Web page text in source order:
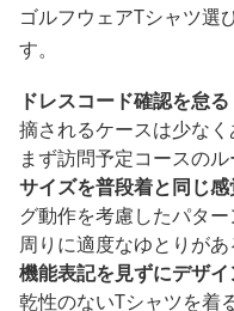
ゴルフウェアTシャツ選
す。
ドレスコード確認を怠る
摘されるケースは少なく
まず訪問予定コースの
サイズを普段着と同じ
グ動作を考慮したパタ
周りに適度なゆとりが
機能表記を見ずにデザ
乾性のないTシャツを着